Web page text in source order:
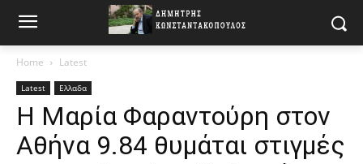
Home Latest
Latest Ελλαδα
Η Μαρία Φαραντούρη στον
Αθήνα 9.84 θυμάται στιγμές